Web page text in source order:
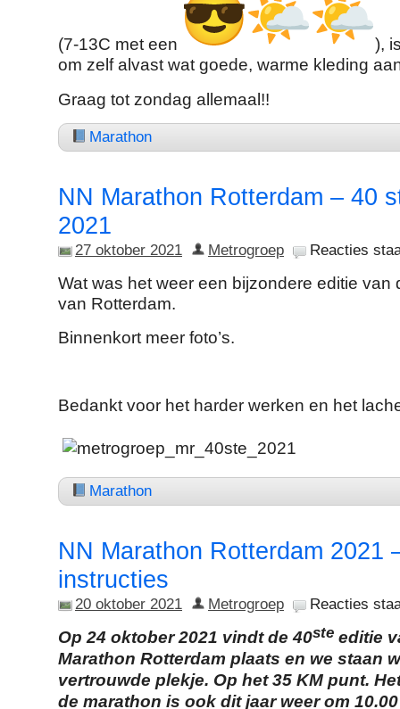
(7-13C met een
),
om zelf alvast wat goede, warme kleding
Graag tot zondag allemaal!!
Marathon
NN Marathon Rotterdam – 40
2021
27 oktober 2021 Metrogroep Reacties
Wat was het weer een bijzondere editie van
van Rotterdam.
Binnenkort meer foto’s.
Bedankt voor het harder werken en het
Marathon
NN Marathon Rotterdam 2021
instructies
20 oktober 2021 Metrogroep Reacties
Op 24 oktober 2021 vindt de 40ste editie
Marathon Rotterdam plaats en we staan
vertrouwde plekje. Op het 35 KM punt.
de marathon is ook dit jaar weer om